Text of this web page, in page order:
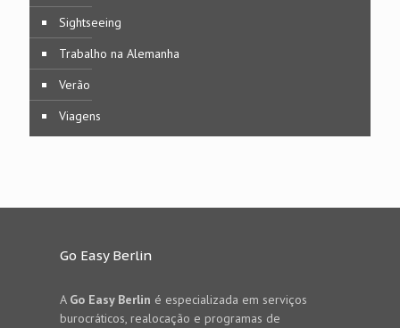
Sightseeing
Trabalho na Alemanha
Verão
Viagens
Go Easy Berlin
A Go Easy Berlin é especializada em serviços
burocráticos, realocação e programas de